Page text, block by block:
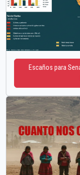
Escaños para